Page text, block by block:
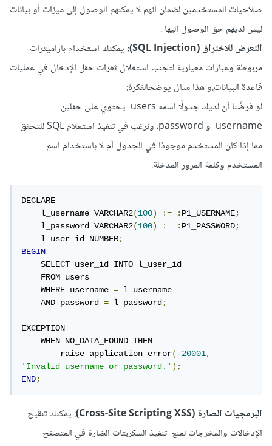
صلاحيات المستخدمين لضمان أنهم لا يمكنهم الوصول إلى ميزات أو بيانات
ليس لديهم حق الوصول اليها .
التعرض للاختراق (SQL Injection):
يمكنك استخدام باراميترات
مربوطة وعبارات معيارية لتجنب استغلال ثغرات حقل الإدخال في عمليات
قاعدة البيانات.و هذا مثال يوضحالفكرة:
لو فرضًنا أن لديك جدولًا اسمه users يحتوي على حقلين
username و password، ونرغب في تنفيذ استعلام SQL للتحقق
مما إذا كان المستخدم موجودًا في الجدول أم لا باستخدام اسم
المستخدم وكلمة المرور المدخلة.
DECLARE
    l_username VARCHAR2
(100) := :P1_USERNAME;
    l_password VARCHAR2
(100) := :P1_PASSWORD;
    l_user_id NUMBER
;
BEGIN
    SELECT user_id INTO l_user_id
    FROM users
    WHERE username
= l_username
    AND password
= l_password;
EXCEPTION
    WHEN NO_DATA_FOUND THEN
        raise_application_error
(-20001,
'Invalid username or password.');
END;
البرمجيات الضارة (Cross-Site Scripting XSS)
: يمكنك تنقيح
الإدخالات والمخرجات لمنع تنفيذ السكربتات الضارة في المتصفح